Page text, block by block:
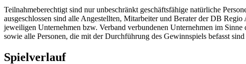
Teilnahmeberechtigt sind nur unbeschränkt geschäftsfähige natürliche
ausgeschlossen sind alle Angestellten, Mitarbeiter und Berater der DB
jeweiligen Unternehmen bzw. Verband verbundenen Unternehmen im
sowie alle Personen, die mit der Durchführung des Gewinnspiels befasst
Spielverlauf